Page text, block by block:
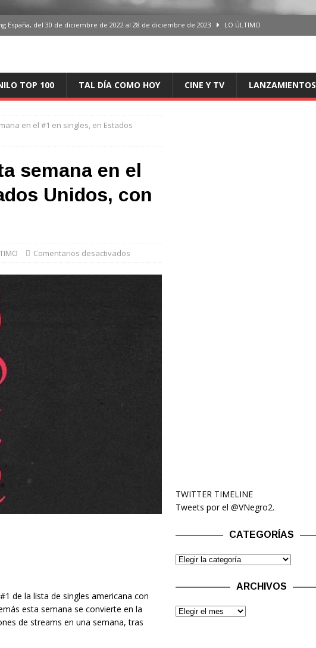
España, del 30 de diciembre de 2022 al 28 de diciembre de 2023 LO ÚLTIMO
TOP 100 TAL DÍA COMO HOY CINE Y TV LANZAMIENTOS
en el #1 en singles, en Estados
semana en el
Unidos, con
Comentarios desactivados
de la lista de singles americana con
esta semana se convierte en la
de streams en una semana, tras
TWITTER TIMELINE
Tweets por el @VNegro2.
CATEGORÍAS
ARCHIVOS